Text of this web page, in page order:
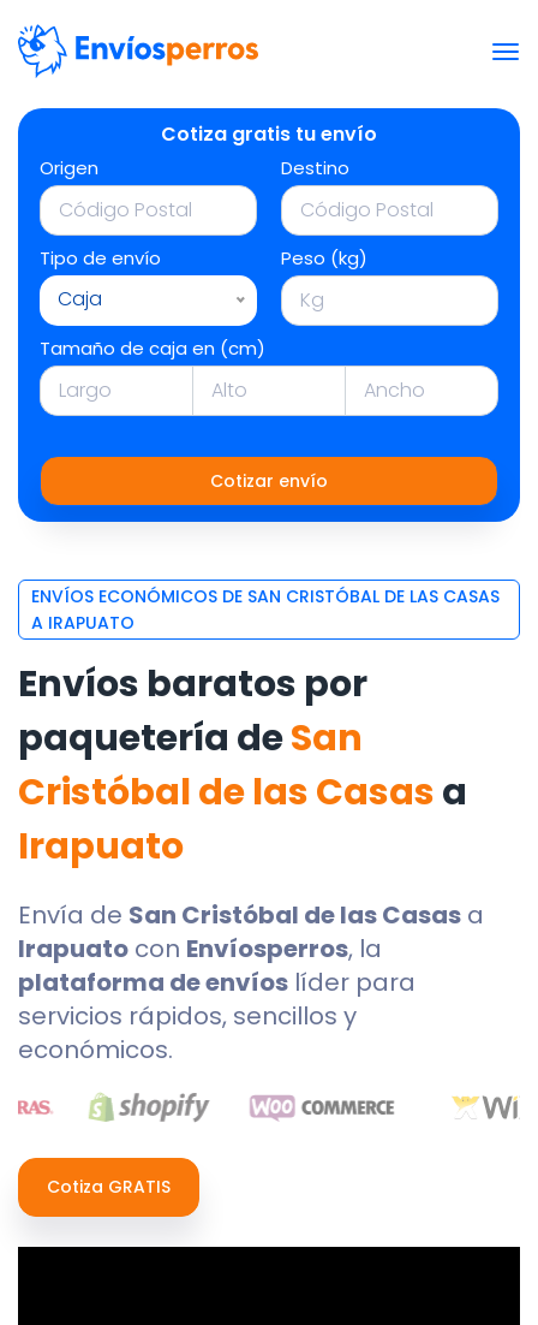
Cotiza gratis tu envío
Origen Destino
Tipo de envío
Caja
Peso (kg)
Tamaño de caja en (cm)
Cotizar envío
ENVÍOS ECONÓMICOS DE SAN CRISTÓBAL DE LAS CASAS
A IRAPUATO
Envíos baratos por
paquetería deSan
Cristóbal de las Casasa
Irapuato
Envía de San Cristóbal de las Casas a
Irapuato con Envíosperros, la
plataforma de envíos líder para
servicios rápidos, sencillos y
económicos.
Cotiza GRATIS